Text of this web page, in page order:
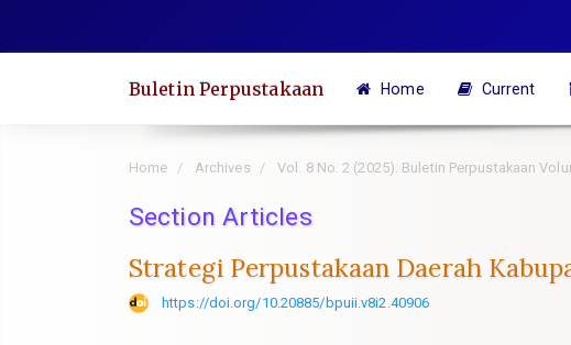
Buletin Perpustakaan Home Current
Home Archives Vol. 8 No. 2 (2025): Buletin Perpustakaan
Section Articles
Strategi Perpustakaan Daerah
https://doi.org/10.20885/bpuii.v8i2.40906